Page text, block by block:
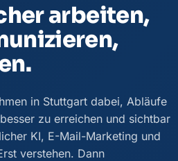
arbeiten,
in Stuttgart dabei, Abläufe
zu erreichen und sichtbar
KI, E-Mail-Marketing und
verstehen. Dann